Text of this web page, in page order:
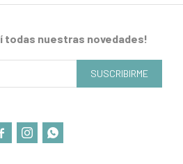
todas nuestras novedades!
SUSCRIBIRME
 